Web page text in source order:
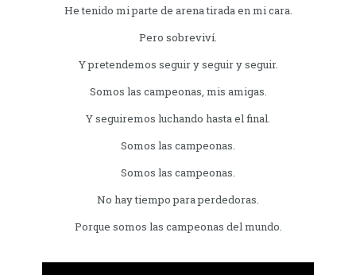
He tenido mi parte de arena tirada en mi cara.
Pero sobreviví.
Y pretendemos seguir y seguir y seguir.
Somos las campeonas, mis amigas.
Y seguiremos luchando hasta el final.
Somos las campeonas.
Somos las campeonas.
No hay tiempo para perdedoras.
Porque somos las campeonas del mundo.